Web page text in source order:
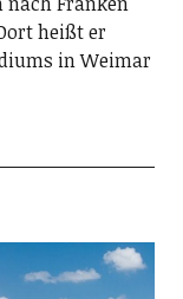
heißt er
in Weimar